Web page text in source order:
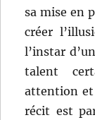
sa mise en
créer
l’instar
talent
attention et
récit est